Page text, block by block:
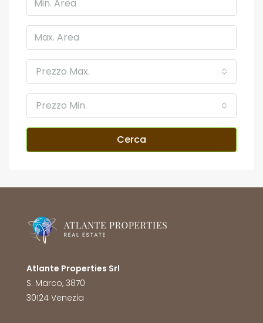
Prezzo Max.
Prezzo Min.
Cerca
Atlante Properties Srl
S. Marco, 3870
30124 Venezia